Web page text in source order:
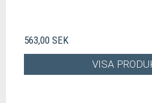
563,00 SEK
VISA